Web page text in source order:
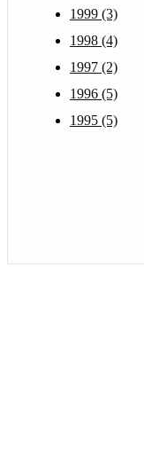
1999 (3)
1998 (4)
1997 (2)
1996 (5)
1995 (5)